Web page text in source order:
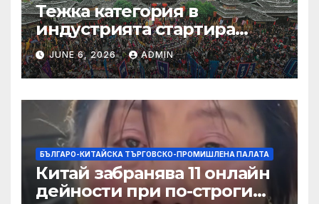
Тежка категория в
индустрията стартира
алианс за космическа
слънчева енергия
JUNE 6, 2026 ADMIN
БЪЛГАРО-КИТАЙСКА ТЪРГОВСКО-ПРОМИШЛЕНА ПАЛАТА
Китай забранява 11 онлайн
дейности при по-строги